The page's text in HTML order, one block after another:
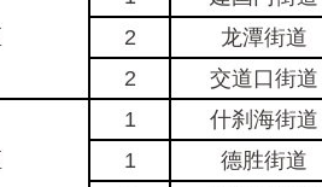
2
龙潭街道
2
交道口街道
1 什刹海街道
1
德胜街道